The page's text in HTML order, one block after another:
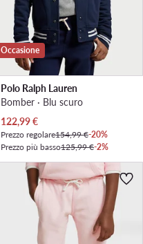
Occasione
Polo Ralph Lauren
Bomber · Blu scuro
Prezzo attuale
122,99€
Prezzo regolare154,99 €-20%
Prezzo più basso125,99 €-2%